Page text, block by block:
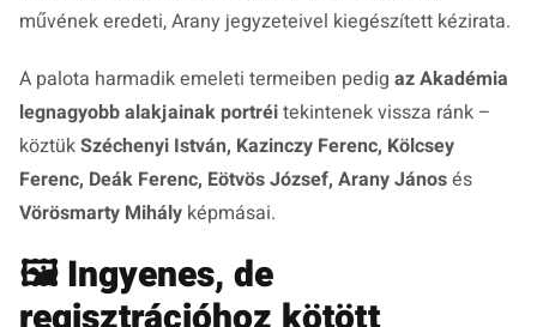
művének eredeti, Arany jegyzeteivel kiegészített kézirata.
A palota harmadik emeleti termeiben pedig az Akadémia
legnagyobb alakjainak portréitekintenek vissza ránk –
köztükSzéchenyi István, Kazinczy Ferenc, Kölcsey
Ferenc, Deák Ferenc, Eötvös József, Arany Jánosés
Vörösmarty Mihály képmásai.
🖼️Ingyenes, de